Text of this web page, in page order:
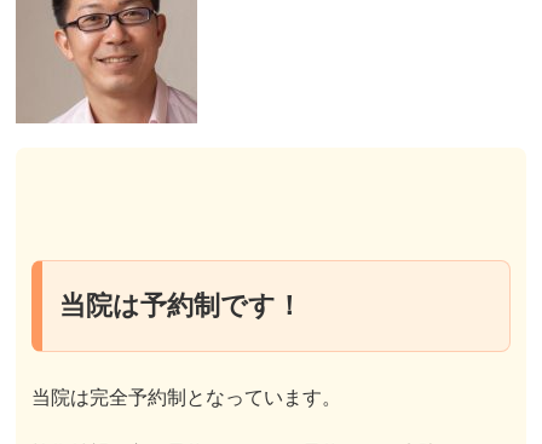
当院は予約制です！
当院は完全予約制となっています。